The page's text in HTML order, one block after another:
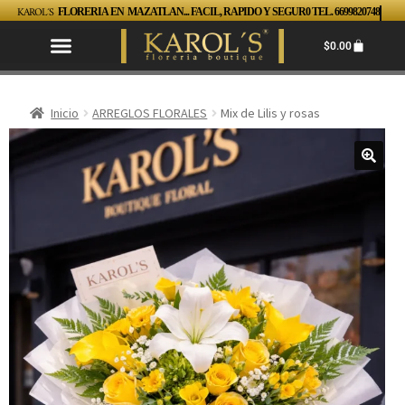
KAROL´S FLORERIA EN MAZATLAN... FACIL, RAPIDO Y SEGUR0 TEL. 6699820748
$0.00
Inicio ARREGLOS FLORALES Mix de Lilis y rosas